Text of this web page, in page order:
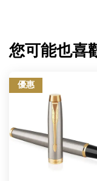
您可能也喜
優惠